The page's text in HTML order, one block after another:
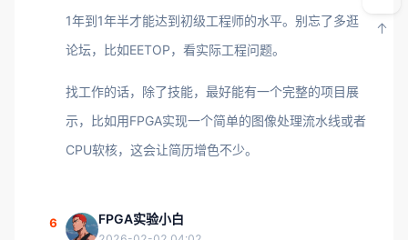
1年到1年半才能达到初级工程师的水平。别忘了多逛
论坛，比如EETOP，看实际工程问题。
找工作的话，除了技能，最好能有一个完整的项目展
示，比如用FPGA实现一个简单的图像处理流水线或者
CPU软核，这会让简历增色不少。
6 FPGA实验小白